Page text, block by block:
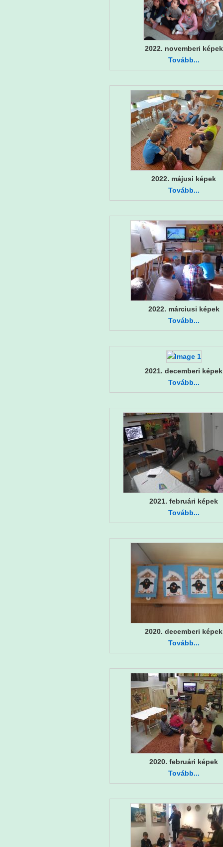
2022. novemberi képek
Tovább...
2022. májusi képek
Tovább...
2022. márciusi képek
Tovább...
2021. decemberi képek
Tovább...
2021. februári képek
Tovább...
2020. decemberi képek
Tovább...
2020. februári képek
Tovább...